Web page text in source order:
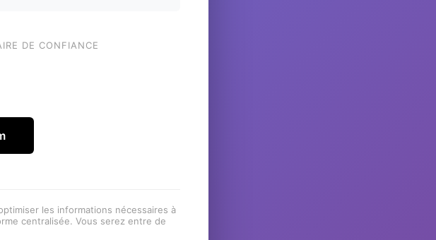
DE CONFIANCE
les informations nécessaires à
centralisée. Vous serez entre de